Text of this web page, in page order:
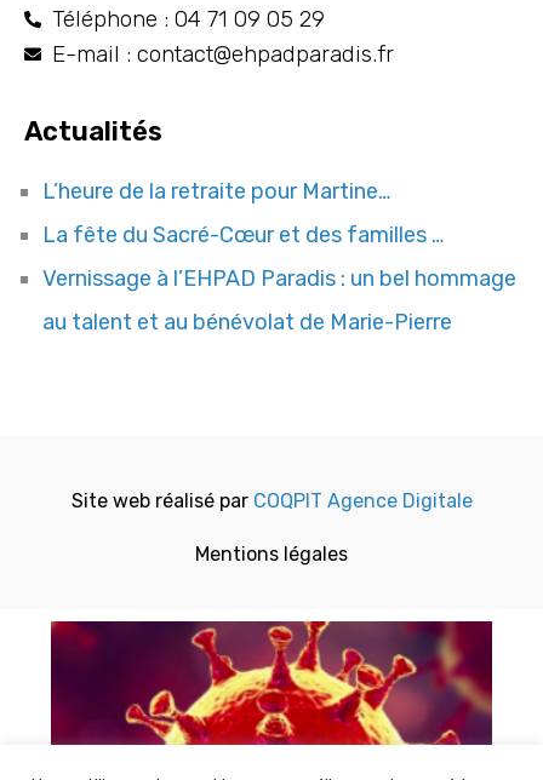
Téléphone : 04 71 09 05 29
E-mail : contact@ehpadparadis.fr
Actualités
L’heure de la retraite pour Martine…
La fête du Sacré-Cœur et des familles …
Vernissage à l’EHPAD Paradis : un bel hommage
au talent et au bénévolat de Marie-Pierre
Site web réalisé par COQPIT Agence Digitale
Mentions légales